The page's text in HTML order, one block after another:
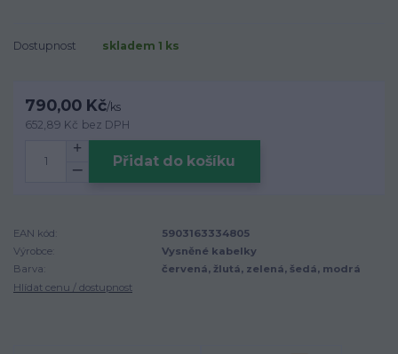
Dostupnost skladem 1 ks
790,00 Kč/ks
652,89 Kč bez DPH
Přidat do košíku
EAN kód:
5903163334805
Výrobce:
Vysněné kabelky
Barva:
červená, žlutá, zelená, šedá, modrá
Hlídat cenu / dostupnost